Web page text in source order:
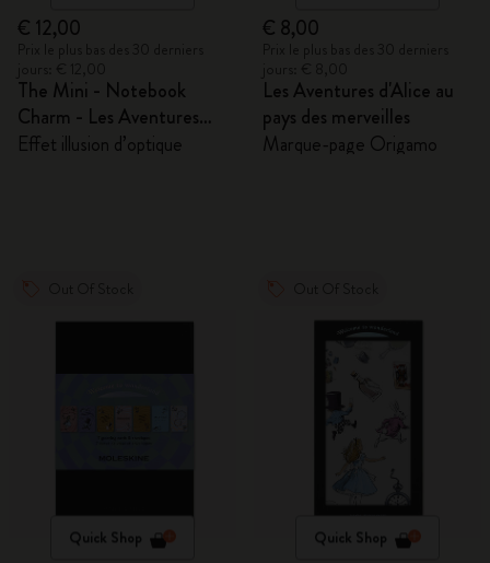
€ 12,00
The Mini - Notebook
Charm - Les Aventures
d'Alice au pays des
Effet illusion d’optique
€ 8,00
Les Aventures d'Alice au
pays des merveilles
Marque-page Origamo
Quick Shop Quick Shop